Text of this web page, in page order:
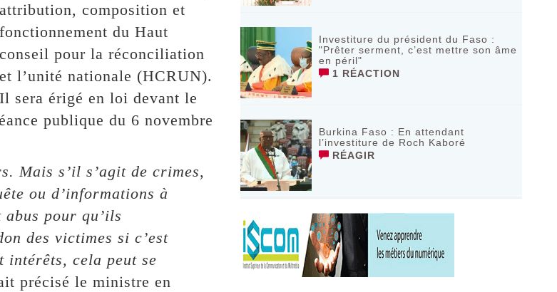
attribution, composition et
fonctionnement du Haut
conseil pour la réconciliation
et l’unité nationale (HCRUN).
Il sera érigé en loi devant le
publique du 6 novembre
Mais s’il s’agit de crimes,
ou d’informations à
pour qu’ils
des victimes si c’est
intérêts, cela peut se
précisé le ministre en
Investiture du président du Faso :
"Prêter serment, c’est mettre son âme
en péril"
1 RÉACTION
Burkina Faso : En attendant
l’investiture de Roch Kaboré
RÉAGIR